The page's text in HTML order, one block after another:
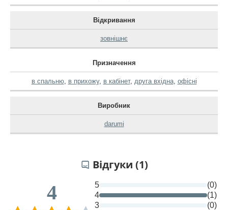
Відкривання
зовнішнє
Призначення
в спальню, в прихожу, в кабінет, друга вхідна, офісні
Виробник
darumi
Відгуки (1)
4 5
(0)
4
(1)
3
(0)